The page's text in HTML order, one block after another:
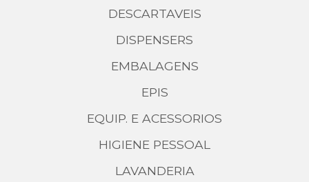
DESCARTAVEIS
DISPENSERS
EMBALAGENS
EPIS
EQUIP. E ACESSORIOS
HIGIENE PESSOAL
LAVANDERIA